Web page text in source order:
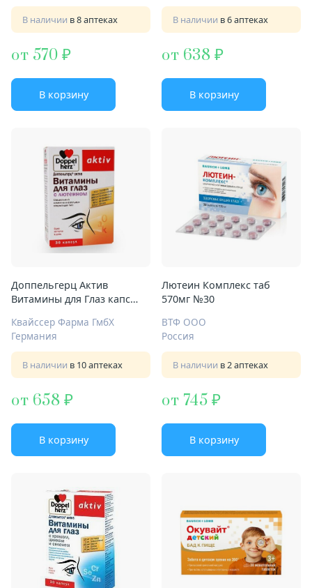
В наличии в 8 аптеках
от 570
В корзину
В наличии в 6 аптеках
от 638
В корзину
Доппельгерц Актив
Витамины для Глаз капс
Квайссер Фарма ГмбХ
Германия
В наличии в 10 аптеках
от 658
В корзину
Лютеин Комплекс таб
570мг №30
ВТФ ООО
Россия
В наличии в 2 аптеках
от 745
В корзину